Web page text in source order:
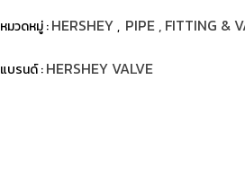
หมวดหมู่ :HERSHEY, PIPE , FITTING &
แบรนด์ :HERSHEY VALVE